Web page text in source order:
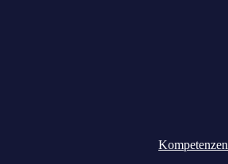
Kompetenzen